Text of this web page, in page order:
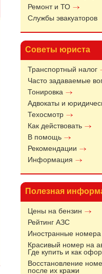
Ремонт и ТО
Службы эвакуаторов
Советы юриста
Транспортный налог
Часто задаваемые
Тонировка
Адвокаты и
Техосмотр
Как действовать
В помощь
Рекомендации
Информация
Полезная
Цены на бензин
Рейтинг АЗС
Иностранные номера
Красивый номер на
Где купить и как
Восстановление
после их кражи